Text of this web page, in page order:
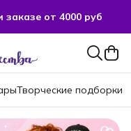
от 4000 руб
от 4000 руб
Творческие подборки